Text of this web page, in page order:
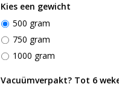
Kies een gewicht
500 gram
750 gram
1000 gram
Vacuümverpakt? Tot 6